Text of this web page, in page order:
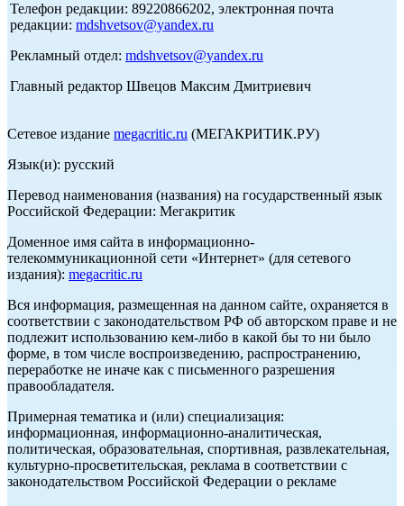
Телефон редакции: 89220866202, электронная почта
редакции: mdshvetsov@yandex.ru
Рекламный отдел: mdshvetsov@yandex.ru
Главный редактор Швецов Максим Дмитриевич
Сетевое издание megacritic.ru (МЕГАКРИТИК.РУ)
Язык(и): русский
Перевод наименования (названия) на государственный язык
Российской Федерации: Мегакритик
Доменное имя сайта в информационно-
телекоммуникационной сети «Интернет» (для сетевого
издания): megacritic.ru
Вся информация, размещенная на данном сайте, охраняется в
соответствии с законодательством РФ об авторском праве и не
подлежит использованию кем-либо в какой бы то ни было
форме, в том числе воспроизведению, распространению,
переработке не иначе как с письменного разрешения
правообладателя.
Примерная тематика и (или) специализация:
информационная, информационно-аналитическая,
политическая, образовательная, спортивная, развлекательная,
культурно-просветительская, реклама в соответствии с
законодательством Российской Федерации о рекламе